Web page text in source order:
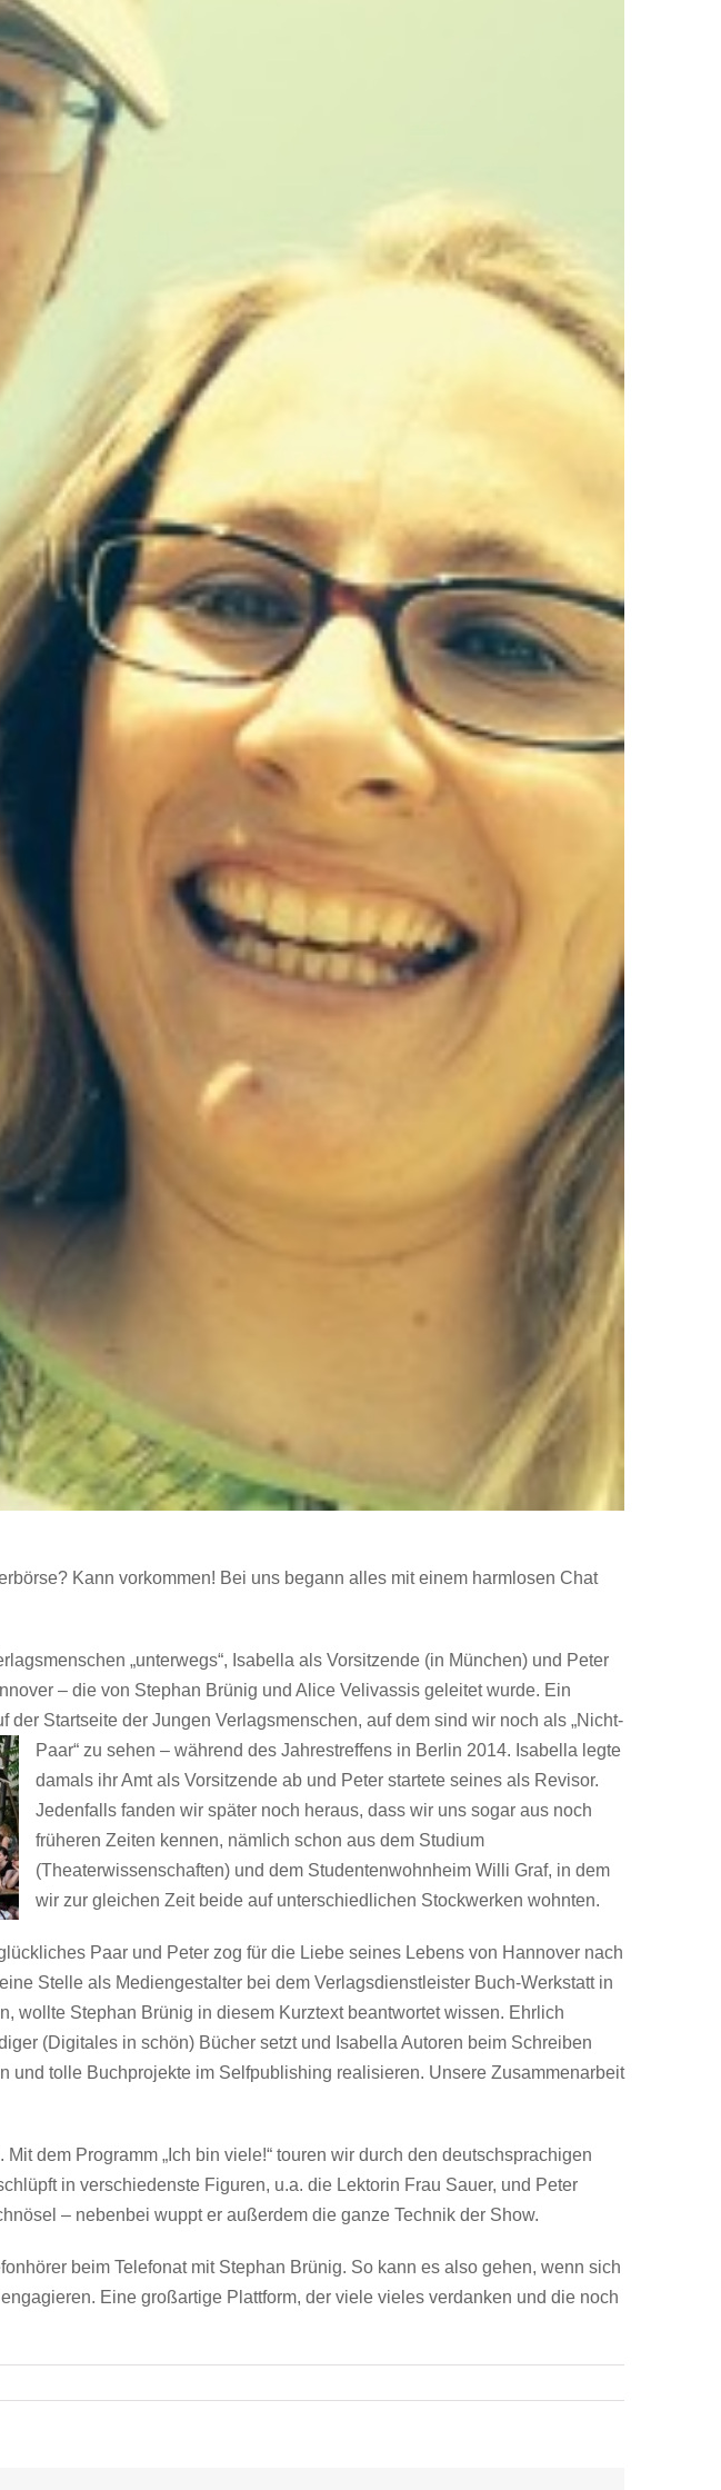
Kann vorkommen! Bei uns begann alles mit einem harmlosen Chat
„unterwegs“, Isabella als Vorsitzende (in München) und Peter
– die von Stephan Brünig und Alice Velivassis geleitet wurde. Ein
der Startseite der Jungen Verlagsmenschen, auf dem sind wir noch als „Nicht-
Paar“ zu sehen – während des Jahrestreffens in Berlin 2014. Isabella legte
damals ihr Amt als Vorsitzende ab und Peter startete seines als Revisor.
Jedenfalls fanden wir später noch heraus, dass wir uns sogar aus noch
früheren Zeiten kennen, nämlich schon aus dem Studium
(Theaterwissenschaften) und dem Studentenwohnheim Willi Graf, in dem
wir zur gleichen Zeit beide auf unterschiedlichen Stockwerken wohnten.
Paar und Peter zog für die Liebe seines Lebens von Hannover nach
Stelle als Mediengestalter bei dem Verlagsdienstleister Buch-Werkstatt in
wollte Stephan Brünig in diesem Kurztext beantwortet wissen. Ehrlich
(Digitales in schön) Bücher setzt und Isabella Autoren beim Schreiben
tolle Buchprojekte im Selfpublishing realisieren. Unsere Zusammenarbeit
dem Programm „Ich bin viele!“ touren wir durch den deutschsprachigen
in verschiedenste Figuren, u.a. die Lektorin Frau Sauer, und Peter
– nebenbei wuppt er außerdem die ganze Technik der Show.
beim Telefonat mit Stephan Brünig. So kann es also gehen, wenn sich
Eine großartige Plattform, der viele vieles verdanken und die noch